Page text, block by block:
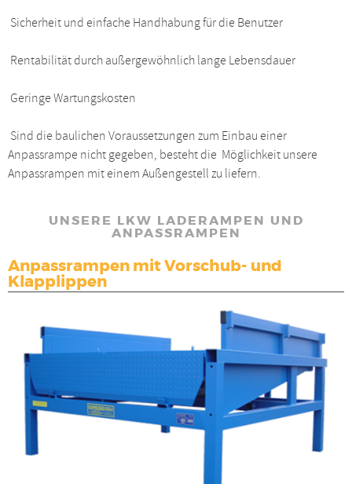
Sicherheit und einfache Handhabung für die Benutzer
Rentabilität durch außergewöhnlich lange Lebensdauer
Geringe Wartungskosten
Sind die baulichen Voraussetzungen zum Einbau einer
Anpassrampe nicht gegeben, besteht die Möglichkeit unsere
Anpassrampen mit einem Außengestell zu liefern.
UNSERE LKW LADERAMPEN UND
ANPASSRAMPEN
Anpassrampen mit Vorschub- und
Klapplippen